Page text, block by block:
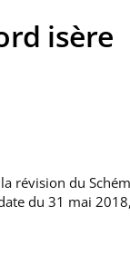
isère
la révision du
du 31 mai